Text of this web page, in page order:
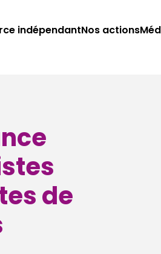
indépendantNos actions
de